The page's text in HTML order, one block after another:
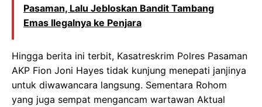
Pasaman, Lalu Jebloskan Bandit Tambang
Emas Ilegalnya ke Penjara
Hingga berita ini terbit, Kasatreskrim Polres Pasaman
AKP Fion Joni Hayes tidak kunjung menepati janjinya
untuk diwawancara langsung. Sementara Rohom
yang juga sempat mengancam wartawan Aktual